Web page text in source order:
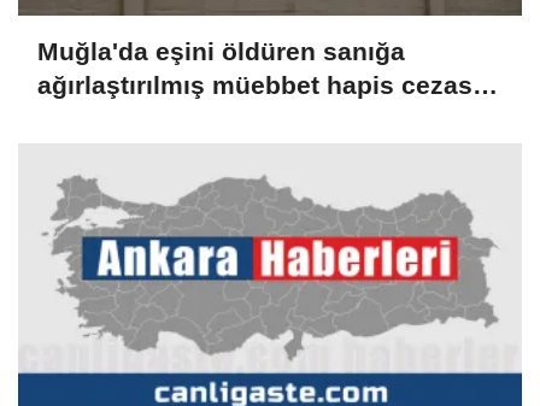
Muğla'da eşini öldüren sanığa
ağırlaştırılmış müebbet hapis cezası